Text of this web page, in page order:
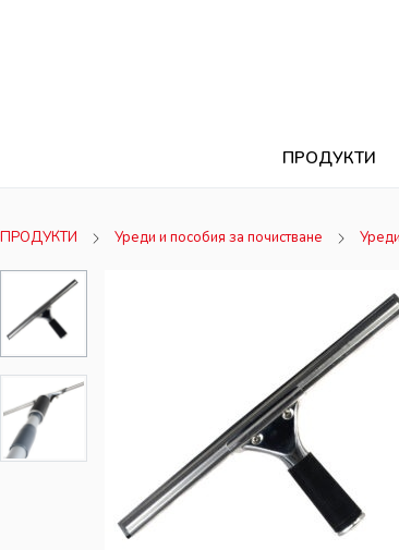
ПРОДУКТИ
ПРОДУКТИ Уреди и пособия за почистване